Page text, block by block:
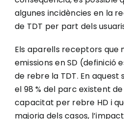
algunes incidències en la
de TDT per part dels
Els aparells receptors que
emissions en SD (definició
de rebre la TDT. En aquest
el 98 % del parc existent
capacitat per rebre HD i
majoria dels casos,